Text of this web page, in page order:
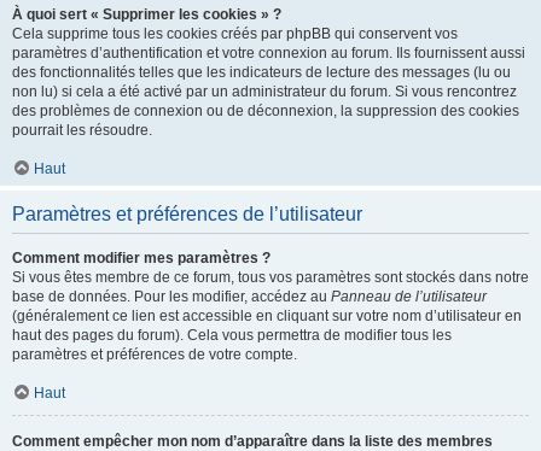
À quoi sert « Supprimer les cookies » ?
Cela supprime tous les cookies créés par phpBB qui conservent vos
paramètres d’authentification et votre connexion au forum. Ils fournissent aussi
des fonctionnalités telles que les indicateurs de lecture des messages (lu ou
non lu) si cela a été activé par un administrateur du forum. Si vous rencontrez
des problèmes de connexion ou de déconnexion, la suppression des cookies
pourrait les résoudre.
Haut
Paramètres et préférences de l’utilisateur
Comment modifier mes paramètres ?
Si vous êtes membre de ce forum, tous vos paramètres sont stockés dans notre
base de données. Pour les modifier, accédez au Panneau de l’utilisateur
(généralement ce lien est accessible en cliquant sur votre nom d’utilisateur en
haut des pages du forum). Cela vous permettra de modifier tous les
paramètres et préférences de votre compte.
Haut
Comment empêcher mon nom d’apparaître dans la liste des membres